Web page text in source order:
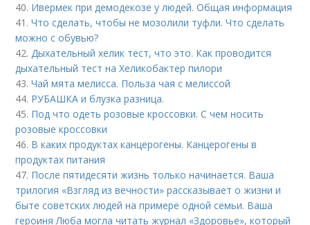
40. Ивермек при демодекозе у людей. Общая информация
41.Что сделать, чтобы не мозолили туфли. Что сделать
можно с обувью?
42.Дыхательный хелик тест, что это. Как проводится
дыхательный тест на Хеликобактер пилори
43.Чай мята мелисса. Польза чая с мелиссой
44. РУБАШКА и блузка разница.
45. Под что одеть розовые кроссовки. С чем носить
розовые кроссовки
46. В каких продуктах канцерогены. Канцерогены в
продуктах питания
47. После пятидесяти жизнь только начинается. Ваша
трилогия «Взгляд из вечности» рассказывает о жизни и
быте советских людей на примере одной семьи. Ваша
героиня Люба могла читать журнал «Здоровье», который